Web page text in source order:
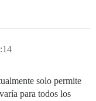
solo permite
para todos los